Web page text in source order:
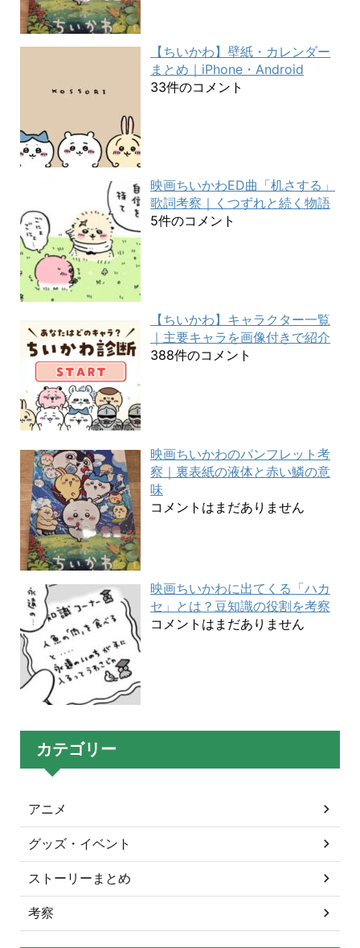
【ちいかわ】壁紙・カレンダー
まとめ｜iPhone・Android
33件のコメント
映画ちいかわED曲「机さする」
歌詞考察｜くつずれと続く物語
5件のコメント
【ちいかわ】キャラクター一覧
｜主要キャラを画像付きで紹介
388件のコメント
映画ちいかわのパンフレット考
察｜裏表紙の液体と赤い鱗の意
味
コメントはまだありません
映画ちいかわに出てくる「ハカ
セ」とは？豆知識の役割を考察
コメントはまだありません
カテゴリー
アニメ
グッズ・イベント
ストーリーまとめ
考察